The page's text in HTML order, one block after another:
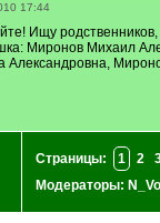
17:44
Ищу
Миронов Михаил
Александровна,
Страницы: 1 2
Модераторы: